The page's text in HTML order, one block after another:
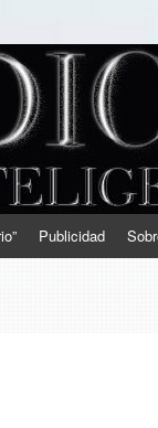
Publicidad